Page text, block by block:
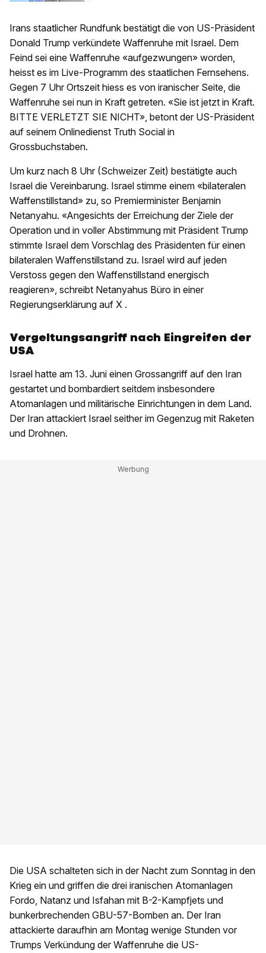
Irans staatlicher Rundfunk bestätigt die von US-Präsident
Donald Trump verkündete Waffenruhe mit Israel. Dem
Feind sei eine Waffenruhe «aufgezwungen» worden,
heisst es im Live-Programm des staatlichen Fernsehens.
Gegen 7 Uhr Ortszeit hiess es von iranischer Seite, die
Waffenruhe sei nun in Kraft getreten. «Sie ist jetzt in Kraft.
BITTE VERLETZT SIE NICHT», betont der US-Präsident
auf seinem Onlinedienst Truth Social in
Grossbuchstaben.
Um kurz nach 8 Uhr (Schweizer Zeit) bestätigte auch
Israel die Vereinbarung. Israel stimme einem «bilateralen
Waffenstillstand» zu, so Premierminister Benjamin
Netanyahu. «Angesichts der Erreichung der Ziele der
Operation und in voller Abstimmung mit Präsident Trump
stimmte Israel dem Vorschlag des Präsidenten für einen
bilateralen Waffenstillstand zu. Israel wird auf jeden
Verstoss gegen den Waffenstillstand energisch
reagieren», schreibt Netanyahus Büro in einer
Regierungserklärung auf X .
Vergeltungsangriff nach Eingreifen der
USA
Israel hatte am 13. Juni einen Grossangriff auf den Iran
gestartet und bombardiert seitdem insbesondere
Atomanlagen und militärische Einrichtungen in dem Land.
Der Iran attackiert Israel seither im Gegenzug mit Raketen
und Drohnen.
Die USA schalteten sich in der Nacht zum Sonntag in den
Krieg ein und griffen die drei iranischen Atomanlagen
Fordo, Natanz und Isfahan mit B-2-Kampfjets und
bunkerbrechenden GBU-57-Bomben an. Der Iran
attackierte daraufhin am Montag wenige Stunden vor
Trumps Verkündung der Waffenruhe die US-